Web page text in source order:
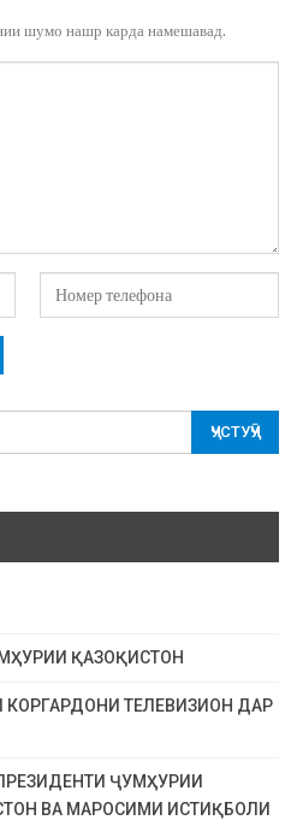
шумо нашр карда намешавад.
ҚАЗОҚИСТОН
ТЕЛЕВИЗИОН ДАР
ҶУМҲУРИИ
ВА МАРОСИМИ ИСТИҚБОЛИ